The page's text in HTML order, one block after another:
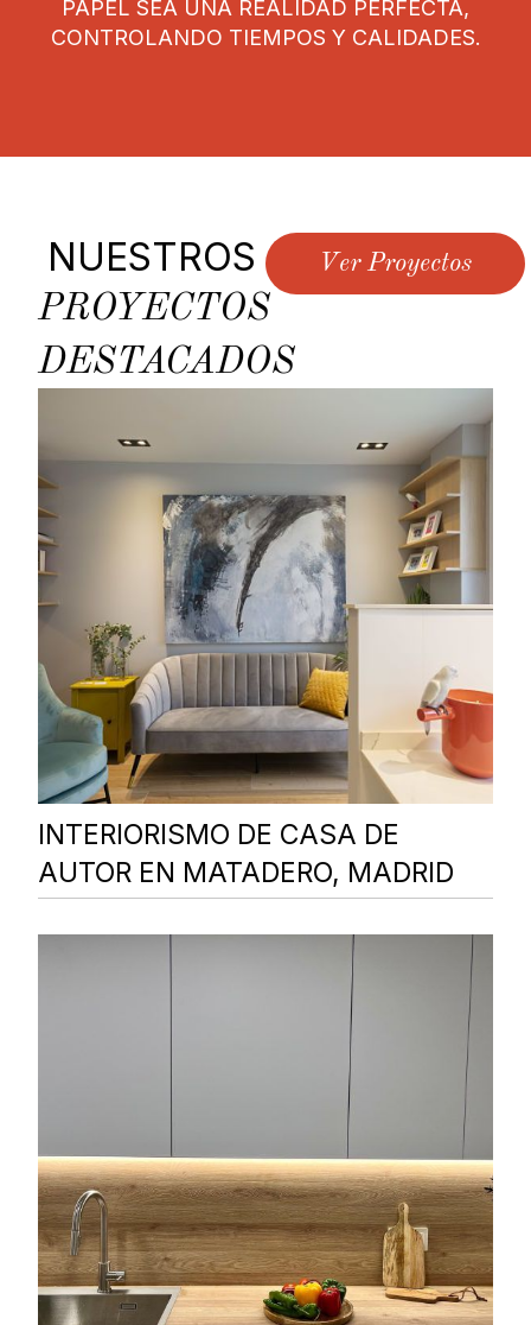
PAPEL SEA UNA REALIDAD PERFECTA,
CONTROLANDO TIEMPOS Y CALIDADES.
NUESTROS
PROYECTOS
DESTACADOS
Ver Proyectos
INTERIORISMO DE CASA DE
AUTOR EN MATADERO, MADRID